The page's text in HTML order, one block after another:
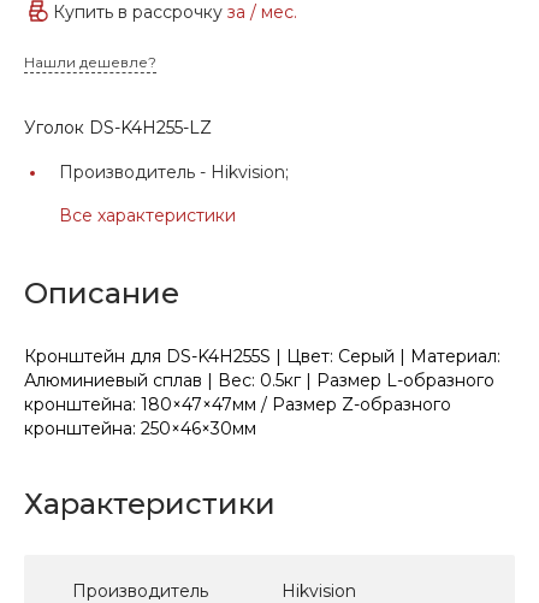
Купить в рассрочку за / мес.
Нашли дешевле?
Уголок DS-K4H255-LZ
Производитель - Hikvision;
Все характеристики
Описание
Кронштейн для DS-K4H255S | Цвет: Серый | Материал:
Алюминиевый сплав | Вес: 0.5кг | Размер L-образного
кронштейна: 180×47×47мм / Размер Z-образного
кронштейна: 250×46×30мм
Характеристики
Производитель Hikvision